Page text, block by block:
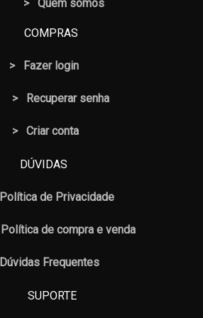
Quem somos
COMPRAS
> Fazer login
Recuperar senha
> Criar conta
DÚVIDAS
Política de Privacidade
Política de compra e venda
Dúvidas Frequentes
SUPORTE